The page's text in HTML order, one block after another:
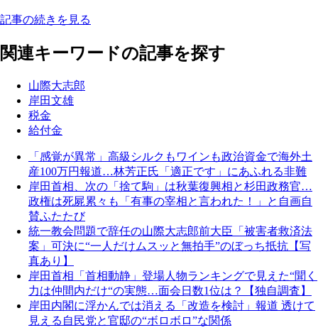
記事の続きを見る
関連キーワードの記事を探す
山際大志郎
岸田文雄
税金
給付金
「感覚が異常」高級シルクもワインも政治資金で海外土
産100万円報道…林芳正氏「適正です」にあふれる非難
岸田首相、次の「捨て駒」は秋葉復興相と杉田政務官…
政権は死屍累々も「有事の宰相と言われた！」と自画自
賛ふたたび
統一教会問題で辞任の山際大志郎前大臣「被害者救済法
案」可決に“一人だけムスッと無拍手”のぼっち抵抗【写
真あり】
岸田首相「首相動静」登場人物ランキングで見えた“聞く
力は仲間内だけ“の実態…面会日数1位は？【独自調査】
岸田内閣に浮かんでは消える「改造を検討」報道 透けて
見える自民党と官邸の“ボロボロ”な関係